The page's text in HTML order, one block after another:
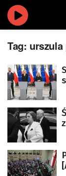
Tag: urszula